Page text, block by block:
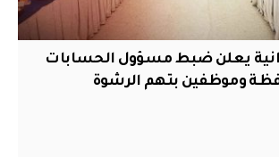
يعلن ضبط مسؤول الحسابات
وموظفين بتهم الرشوة